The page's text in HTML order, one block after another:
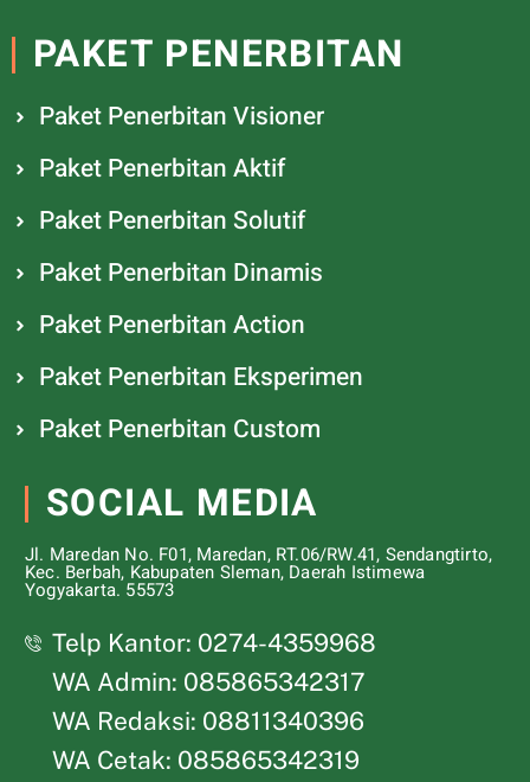
PAKET PENERBITAN
Paket Penerbitan Visioner
Paket Penerbitan Aktif
Paket Penerbitan Solutif
Paket Penerbitan Dinamis
Paket Penerbitan Action
Paket Penerbitan Eksperimen
Paket Penerbitan Custom
SOCIAL MEDIA
Jl. Maredan No. F01, Maredan, RT.06/RW.41, Sendangtirto,
Kec. Berbah, Kabupaten Sleman, Daerah Istimewa
Yogyakarta. 55573
Telp Kantor: 0274-4359968
WA Admin: 085865342317
WA Redaksi: 08811340396
WA Cetak: 085865342319